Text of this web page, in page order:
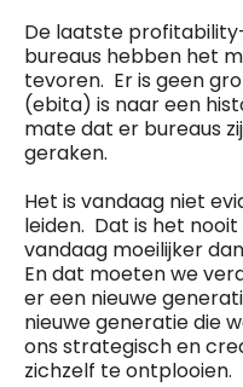
De laatste
bureaus hebben het
tevoren. Er is geen
(ebita) is naar een
mate dat er bureaus
geraken.
Het is vandaag niet
leiden. Dat is het
vandaag moeilijker
En dat moeten we
er een nieuwe
nieuwe generatie die
ons strategisch en
zichzelf te ontplooien.